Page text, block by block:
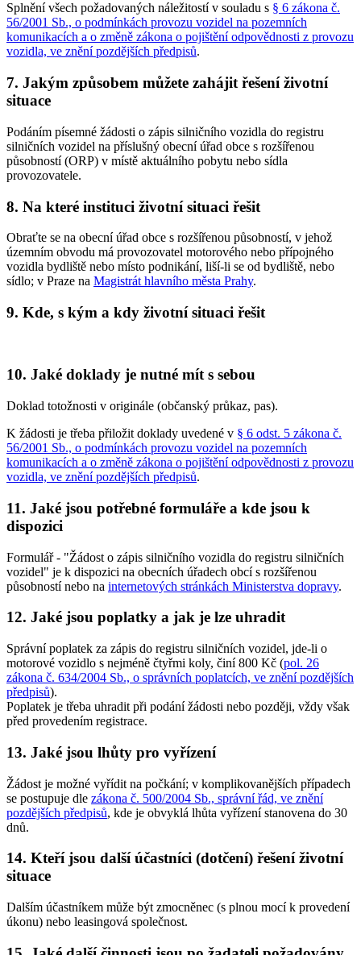
Splnění všech požadovaných náležitostí v souladu s § 6 zákona č.
56/2001 Sb., o podmínkách provozu vozidel na pozemních
komunikacích a o změně zákona o pojištění odpovědnosti z provozu
vozidla, ve znění pozdějších předpisů.
7. Jakým způsobem můžete zahájit řešení životní
situace
Podáním písemné žádosti o zápis silničního vozidla do registru
silničních vozidel na příslušný obecní úřad obce s rozšířenou
působností (ORP) v místě aktuálního pobytu nebo sídla
provozovatele.
8. Na které instituci životní situaci řešit
Obraťte se na obecní úřad obce s rozšířenou působností, v jehož
územním obvodu má provozovatel motorového nebo přípojného
vozidla bydliště nebo místo podnikání, liší-li se od bydliště, nebo
sídlo; v Praze na Magistrát hlavního města Prahy.
9. Kde, s kým a kdy životní situaci řešit
10. Jaké doklady je nutné mít s sebou
Doklad totožnosti v originále (občanský průkaz, pas).
K žádosti je třeba přiložit doklady uvedené v § 6 odst. 5 zákona č.
56/2001 Sb., o podmínkách provozu vozidel na pozemních
komunikacích a o změně zákona o pojištění odpovědnosti z provozu
vozidla, ve znění pozdějších předpisů.
11. Jaké jsou potřebné formuláře a kde jsou k
dispozici
Formulář - "Žádost o zápis silničního vozidla do registru silničních
vozidel" je k dispozici na obecních úřadech obcí s rozšířenou
působností nebo na internetových stránkách Ministerstva dopravy.
12. Jaké jsou poplatky a jak je lze uhradit
Správní poplatek za zápis do registru silničních vozidel, jde-li o
motorové vozidlo s nejméně čtyřmi koly, činí800 Kč (pol. 26
zákona č. 634/2004 Sb., o správních poplatcích, ve znění pozdějších
předpisů).
Poplatek je třeba uhradit při podání žádosti nebo později, vždy však
před provedením registrace.
13. Jaké jsou lhůty pro vyřízení
Žádost je možné vyřídit na počkání; v komplikovanějších případech
se postupuje dle zákona č. 500/2004 Sb., správní řád, ve znění
pozdějších předpisů, kde je obvyklá lhůta vyřízení stanovena do 30
dnů.
14. Kteří jsou další účastníci (dotčení) řešení životní
situace
Dalším účastníkem může být zmocněnec (s plnou mocí k provedení
úkonu) nebo leasingová společnost.